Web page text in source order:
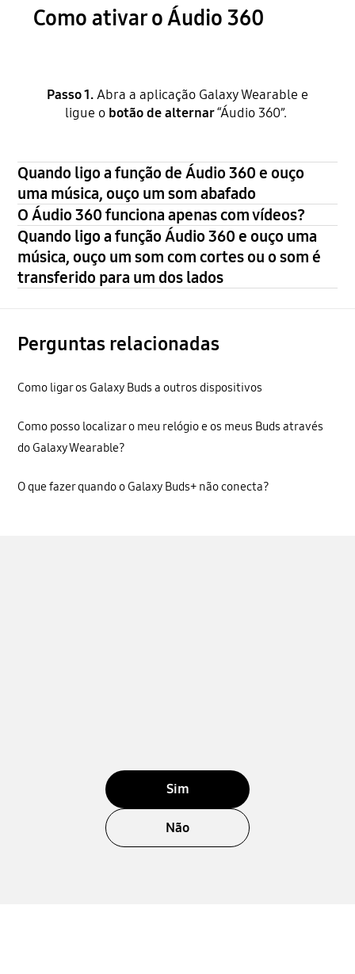
Como ativar o Áudio 360
Passo 1.Abra a aplicação Galaxy Wearable e
ligue o botão de alternar“Áudio 360”.
Quando ligo a função de Áudio 360 e ouço
uma música, ouço um som abafado
O Áudio 360 funciona apenas com vídeos?
Quando ligo a função Áudio 360 e ouço uma
música, ouço um som com cortes ou o som é
transferido para um dos lados
Perguntas relacionadas
Como ligar os Galaxy Buds a outros dispositivos
Como posso localizar o meu relógio e os meus Buds através
do Galaxy Wearable?
O que fazer quando o Galaxy Buds+ não conecta?
Sim
Não